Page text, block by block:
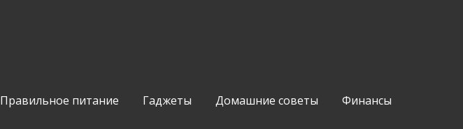
Правильное питание Гаджеты Домашние советы Финансы